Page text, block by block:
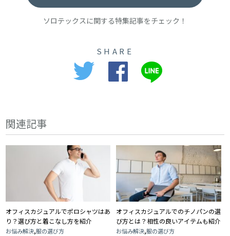
ソロテックスに関する特集記事をチェック！
SHARE
関連記事
オフィスカジュアルでポロシャツはあ
り？選び方と着こなし方を紹介
お悩み解決,服の選び方
オフィスカジュアルでのチノパンの選
び方とは？相性の良いアイテムも紹介
お悩み解決,服の選び方